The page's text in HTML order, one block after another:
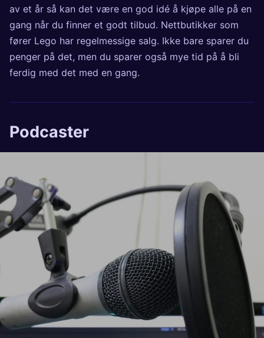
av et år så kan det være en god idé å kjøpe alle på en
gang når du finner et godt tilbud. Nettbutikker som
fører Lego har regelmessige salg. Ikke bare sparer du
penger på det, men du sparer også mye tid på å bli
ferdig med det med en gang.
Podcaster